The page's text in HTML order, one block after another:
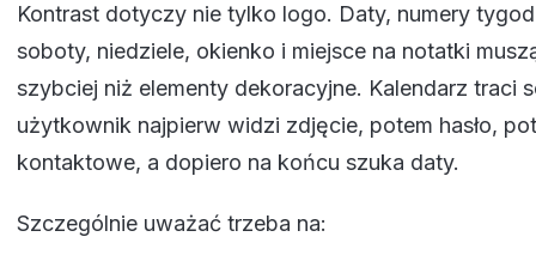
Kontrast dotyczy nie tylko logo. Daty, numery
soboty, niedziele, okienko i miejsce na notatki
szybciej niż elementy dekoracyjne. Kalendarz traci
użytkownik najpierw widzi zdjęcie, potem hasło,
kontaktowe, a dopiero na końcu szuka daty.
Szczególnie uważać trzeba na: